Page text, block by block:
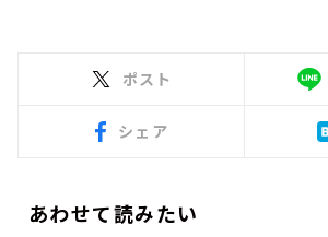
ポスト
シェア
あわせて読みたい